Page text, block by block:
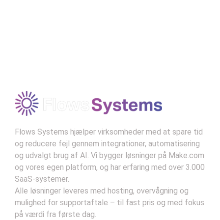
tanken om automatiseringens effekt på både
mennesker og maskiner og så dens potentiale
som et middel til fremgang.
Flows Systems hjælper virksomheder med at spare tid
og reducere fejl gennem integrationer, automatisering
og udvalgt brug af AI. Vi bygger løsninger på Make.com
og vores egen platform, og har erfaring med over 3.000
SaaS-systemer.
Alle løsninger leveres med hosting, overvågning og
mulighed for supportaftale – til fast pris og med fokus
på værdi fra første dag.